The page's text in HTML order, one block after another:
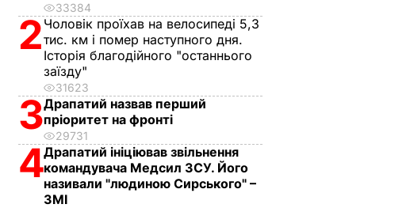
33384
2 Чоловік проїхав на велосипеді 5,3
тис. км і помер наступного дня.
Історія благодійного "останнього
заїзду"
31623
3Драпатий назвав перший
пріоритет на фронті
29731
4Драпатий ініціював звільнення
командувача Медсил ЗСУ. Його
називали "людиною Сирського" –
ЗМІ